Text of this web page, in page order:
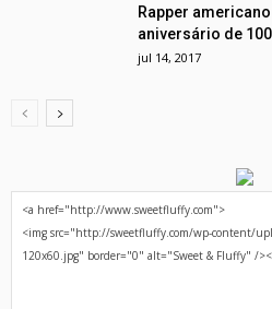
Rapper
aniversário de
jul 14, 2017